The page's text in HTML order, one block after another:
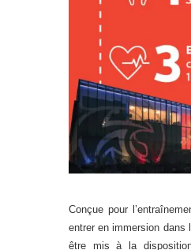
Conçue pour
entrer en immersion dans
être mis à la